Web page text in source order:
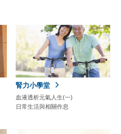
腎力小學堂
血液透析元氣人生(一)
日常生活與相關作息